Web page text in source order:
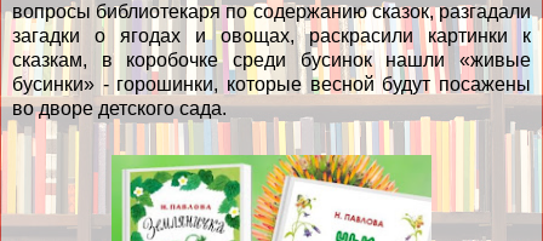
вопросы библиотекаря по содержанию сказок, разгадали
загадки о ягодах и овощах, раскрасили картинки к
сказкам, в коробочке среди бусинок нашли «живые
бусинки» - горошинки, которые весной будут посажены
во дворе детского сада.